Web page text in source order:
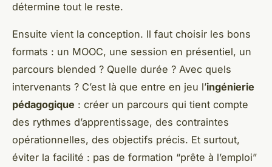
détermine tout le reste.
Ensuite vient la conception. Il faut choisir les bons
formats : un MOOC, une session en présentiel, un
parcours blended ? Quelle durée ? Avec quels
intervenants ? C’est là que entre en jeu l’ingénierie
pédagogique : créer un parcours qui tient compte
des rythmes d’apprentissage, des contraintes
opérationnelles, des objectifs précis. Et surtout,
éviter la facilité : pas de formation “prête à l’emploi”